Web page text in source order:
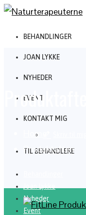
BEHANDLINGER
JOAN LYKKE
NYHEDER
EVENT
KONTAKT MIG
TIL BEHANDLERE
Nyheder
Event
Produktaften
Home
Produktaften